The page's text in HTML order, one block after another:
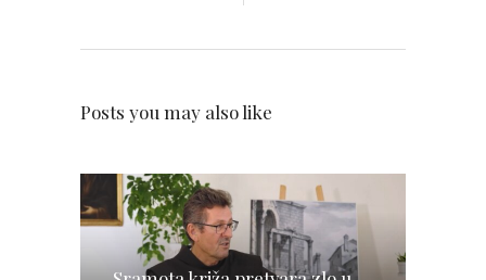
Posts you may also like